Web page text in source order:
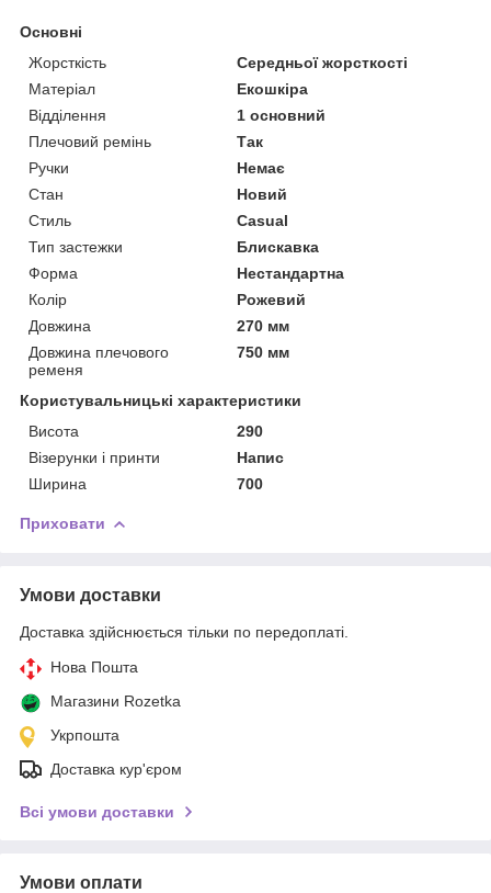
Основні
Жорсткість
Середньої жорсткості
Матеріал
Екошкіра
Відділення
1 основний
Плечовий ремінь
Так
Ручки
Немає
Стан
Новий
Стиль
Casual
Тип застежки
Блискавка
Форма
Нестандартна
Колір
Рожевий
Довжина
270 мм
Довжина плечового
ременя
750 мм
Користувальницькі характеристики
Висота
290
Візерунки і принти
Напис
Ширина
700
Приховати
Умови доставки
Доставка здійснюється тільки по передоплаті.
Нова Пошта
Магазини Rozetka
Укрпошта
Доставка кур'єром
Всі умови доставки
Умови оплати